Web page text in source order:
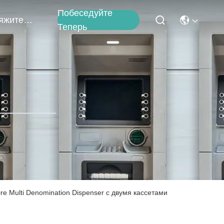
Свяжитесь Мы
Побеседуйте
Теперь
Multi Denomination Dispenser с двумя кассетами